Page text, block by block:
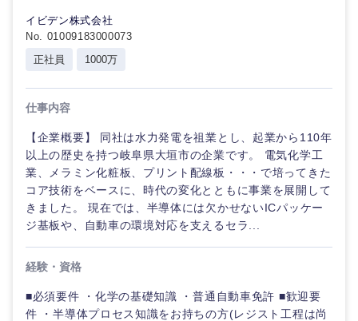
イビデン株式会社
No. 01009183000073
正社員
1000万
仕事内容
【企業概要】 同社は水力発電を祖業とし、起業から110年
以上の歴史を持つ岐阜県大垣市の企業です。 電気化学工
業、メラミン化粧板、プリント配線板・・・で培ってきた
コア技術をベースに、時代の変化とともに事業を展開して
きました。 現在では、半導体には欠かせないICパッケー
ジ基板や、自動車の環境対応を支えるセラ...
経験・資格
■必須要件 ・化学の基礎知識 ・普通自動車免許 ■歓迎要
件 ・半導体プロセス知識をお持ちの方(レジスト工程は尚